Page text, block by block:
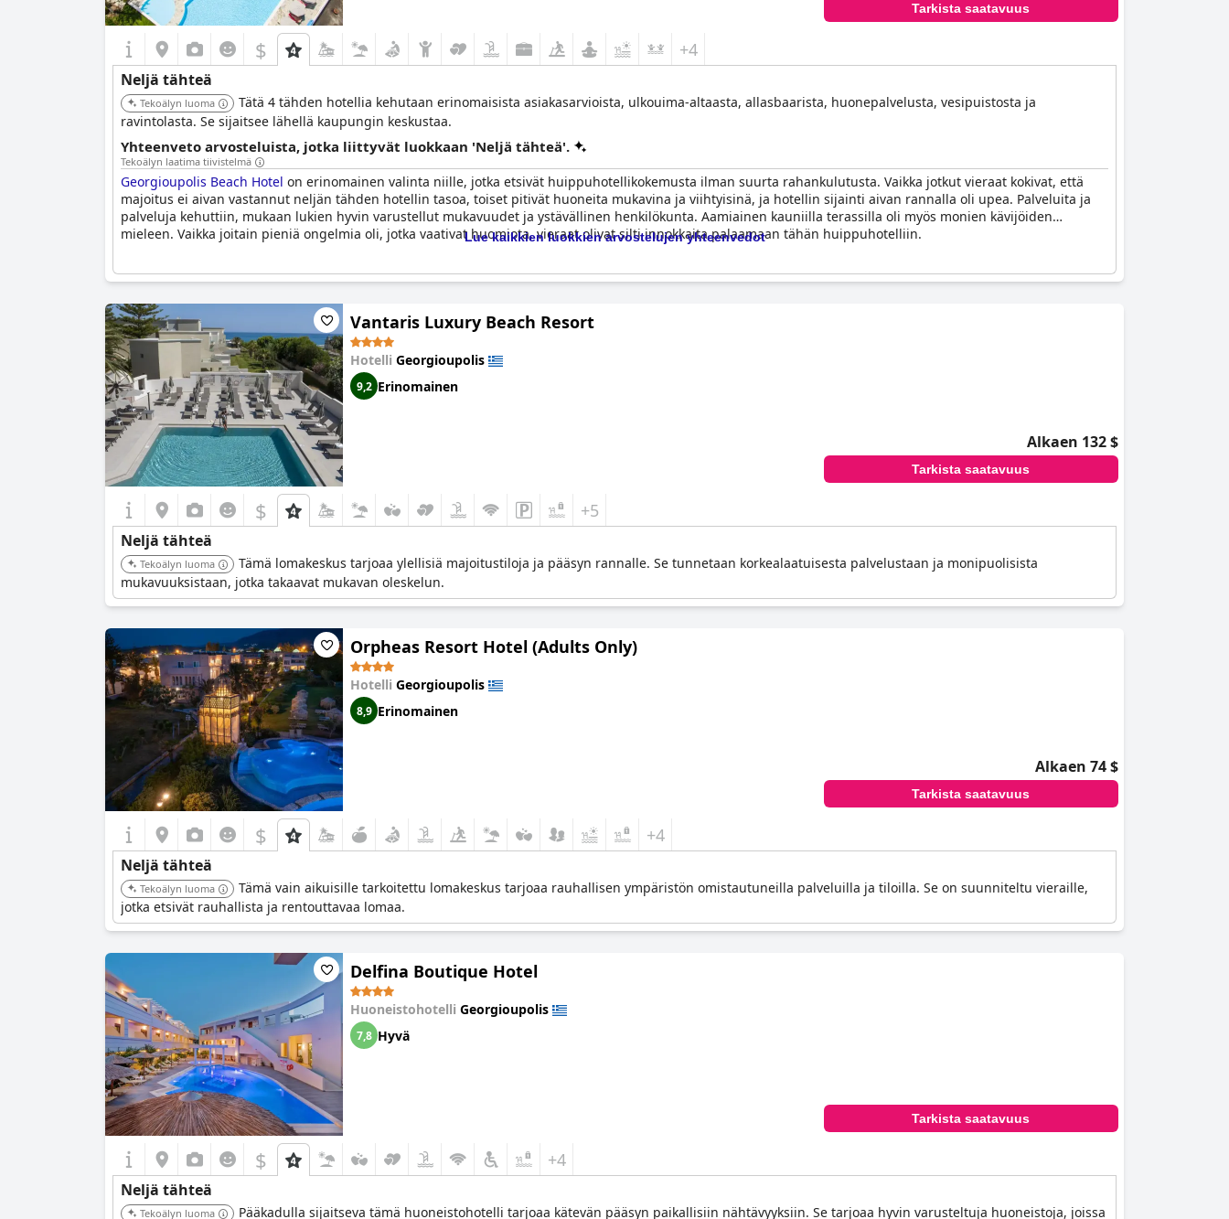
Tarkista saatavuus
$ +4
Neljä tähteä
Tekoälyn luoma
Tätä 4 tähden hotellia kehutaan erinomaisista asiakasarvioista, ulkouima-altaasta, allasbaarista, huonepalvelusta, vesipuistosta ja
ravintolasta. Se sijaitsee lähellä kaupungin keskustaa.
Yhteenveto arvosteluista, jotka liittyvät luokkaan 'Neljä tähteä'.
Tekoälyn laatima tiivistelmä
Georgioupolis Beach Hotel on erinomainen valinta niille, jotka etsivät huippuhotellikokemusta ilman suurta rahankulutusta. Vaikka jotkut vieraat kokivat, että
majoitus ei aivan vastannut neljän tähden hotellin tasoa, toiset pitivät huoneita mukavina ja viihtyisinä, ja hotellin sijainti aivan rannalla oli upea. Palveluita ja
palveluja kehuttiin, mukaan lukien hyvin varustellut mukavuudet ja ystävällinen henkilökunta. Aamiainen kauniilla terassilla oli myös monien kävijöiden
mieleen. Vaikka joitain pieniä ongelmia oli, jotka vaativat huomiota, vieraat olivat silti innokkaita palaamaan tähän huippuhotelliin.
Lue kaikkien luokkien arvostelujen yhteenvedot
Vantaris Luxury Beach Resort
Hotelli Georgioupolis
9,2 Erinomainen
Alkaen 132 $
Tarkista saatavuus
$ +5
Neljä tähteä
Tekoälyn luoma
Tämä lomakeskus tarjoaa ylellisiä majoitustiloja ja pääsyn rannalle. Se tunnetaan korkealaatuisesta palvelustaan ja monipuolisista
mukavuuksistaan, jotka takaavat mukavan oleskelun.
Orpheas Resort Hotel (Adults Only)
Hotelli Georgioupolis
8,9 Erinomainen
Alkaen 74 $
Tarkista saatavuus
$ +4
Neljä tähteä
Tekoälyn luoma
Tämä vain aikuisille tarkoitettu lomakeskus tarjoaa rauhallisen ympäristön omistautuneilla palveluilla ja tiloilla. Se on suunniteltu vieraille,
jotka etsivät rauhallista ja rentouttavaa lomaa.
Delfina Boutique Hotel
Huoneistohotelli Georgioupolis
7,8 Hyvä
Tarkista saatavuus
$ +4
Neljä tähteä
Tekoälyn luoma
Pääkadulla sijaitseva tämä huoneistohotelli tarjoaa kätevän pääsyn paikallisiin nähtävyyksiin. Se tarjoaa hyvin varusteltuja huoneistoja, joissa